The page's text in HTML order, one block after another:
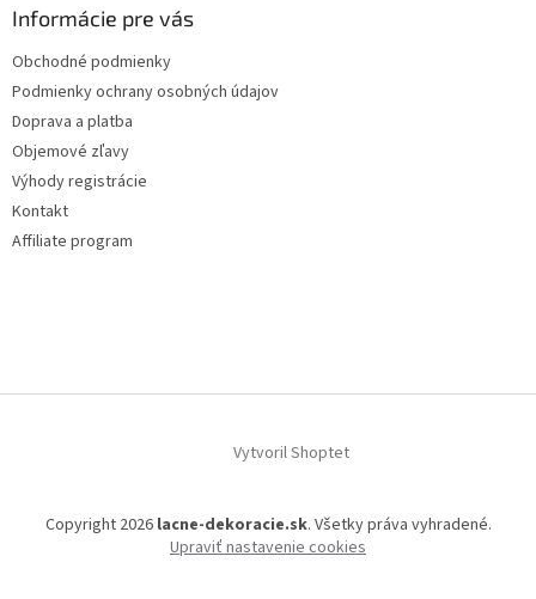
Informácie pre vás
Obchodné podmienky
Podmienky ochrany osobných údajov
Doprava a platba
Objemové zľavy
Výhody registrácie
Kontakt
Affiliate program
Vytvoril Shoptet
Copyright 2026 lacne-dekoracie.sk. Všetky práva vyhradené.
Upraviť nastavenie cookies